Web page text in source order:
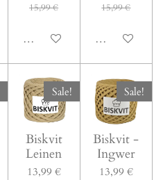
15,99 €
In den Warenkorb
15,99 €
In den
Sale!
Biskvit
Leinen
13,99 €
Sale!
Biskvit -
Ingwer
13,99 €